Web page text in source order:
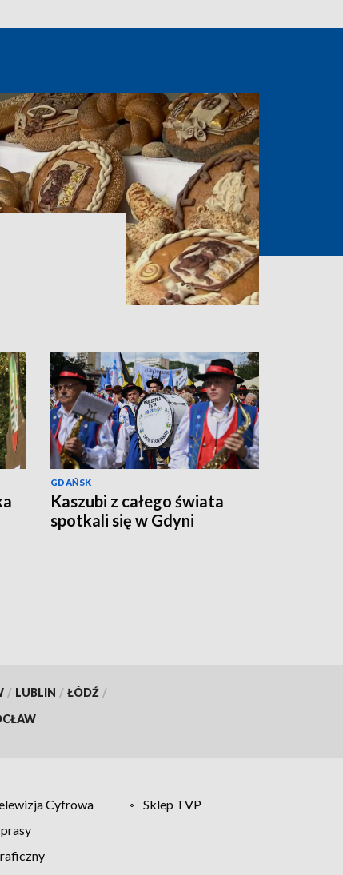
GDAŃSK
Kaszubi z całego świata
spotkali się w Gdyni
/ LUBLIN / ŁÓDŹ /
Cyfrowa
Sklep TVP